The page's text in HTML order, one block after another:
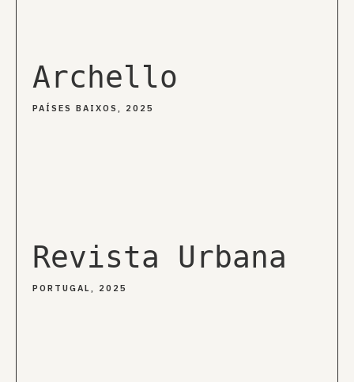
Archello
PAÍSES BAIXOS, 2025
Revista Urbana
PORTUGAL, 2025